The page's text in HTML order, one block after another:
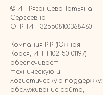
© ИП Рязанцева Татьяна
Сергеевна
ОГРНИП 325508100368460
Компания PIP (Южная
Корея, ИНН 102-50-01197)
обеспечивает
техническую и
логистическую поддержку:
обслуживание сайта,